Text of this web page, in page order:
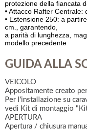
protezione della fiancata
• Attacco Rafter
• Estensione 250: a
cm., garantendo,
a parità di lunghezza,
modello precedente
GUIDA ALLA
VEICOLO
Appositamente creato
Per l'installazione su
vedi Kit di montaggio
APERTURA
Apertura / chiusura